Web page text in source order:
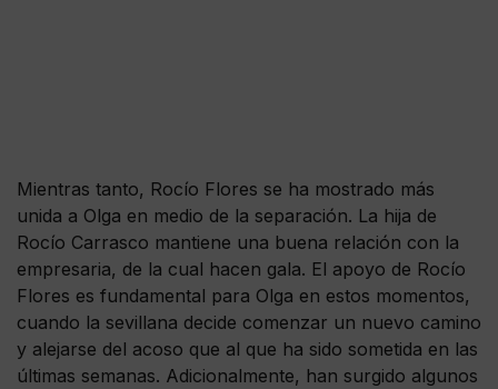
Mientras tanto, Rocío Flores se ha mostrado más
unida a Olga en medio de la separación. La hija de
Rocío Carrasco mantiene una buena relación con la
empresaria, de la cual hacen gala. El apoyo de Rocío
Flores es fundamental para Olga en estos momentos,
cuando la sevillana decide comenzar un nuevo camino
y alejarse del acoso que al que ha sido sometida en las
últimas semanas. Adicionalmente, han surgido algunos